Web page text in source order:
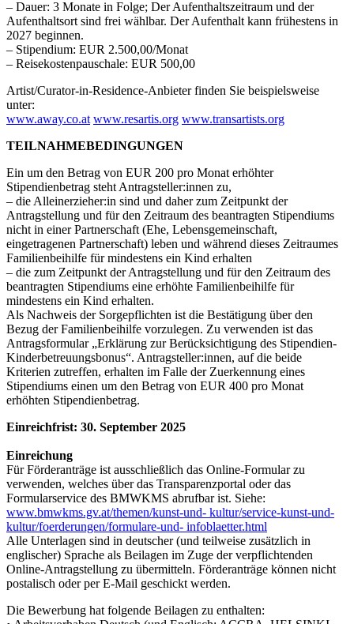
– Dauer: 3 Monate in Folge; Der Aufenthaltszeitraum und der
Aufenthaltsort sind frei wählbar. Der Aufenthalt kann frühestens in
2027 beginnen.
– Stipendium: EUR 2.500,00/Monat
– Reisekostenpauschale: EUR 500,00
Artist/Curator-in-Residence-Anbieter finden Sie beispielsweise
unter:
www.away.co.at www.resartis.org www.transartists.org
TEILNAHMEBEDINGUNGEN
Ein um den Betrag von EUR 200 pro Monat erhöhter
Stipendienbetrag steht Antragsteller:innen zu,
– die Alleinerzieher:in sind und daher zum Zeitpunkt der
Antragstellung und für den Zeitraum des beantragten Stipendiums
nicht in einer Partnerschaft (Ehe, Lebensgemeinschaft,
eingetragenen Partnerschaft) leben und während dieses Zeitraumes
Familienbeihilfe für mindestens ein Kind erhalten
– die zum Zeitpunkt der Antragstellung und für den Zeitraum des
beantragten Stipendiums eine erhöhte Familienbeihilfe für
mindestens ein Kind erhalten.
Als Nachweis der Sorgepflichten ist die Bestätigung über den
Bezug der Familienbeihilfe vorzulegen. Zu verwenden ist das
Antragsformular „Erklärung zur Berücksichtigung des Stipendien-
Kinderbetreuungsbonus“. Antragsteller:innen, auf die beide
Kriterien zutreffen, erhalten im Falle der Zuerkennung eines
Stipendiums einen um den Betrag von EUR 400 pro Monat
erhöhten Stipendienbetrag.
Einreichfrist: 30. September 2025
Einreichung
Für Förderanträge ist ausschließlich das Online-Formular zu
verwenden, welches über das Transparenzportal oder das
Formularservice des BMWKMS abrufbar ist. Siehe:
www.bmwkms.gv.at/themen/kunst-und- kultur/service-kunst-und-
kultur/foerderungen/formulare-und- infoblaetter.html
Alle Unterlagen sind in deutscher (und teilweise zusätzlich in
englischer) Sprache als Beilagen im Zuge der verpflichtenden
Online-Antragstellung zu übermitteln. Förderanträge können nicht
postalisch oder per E-Mail geschickt werden.
Die Bewerbung hat folgende Beilagen zu enthalten: